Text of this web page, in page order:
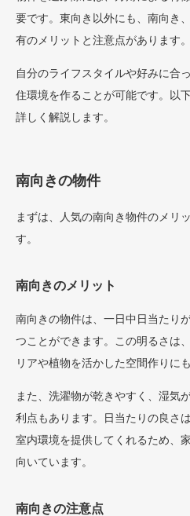
要です。東向き以外にも、南向き
有のメリットと注意点があります。
自分のライフスタイルや好みに合
住環境を作ることが可能です。以
詳しく解説します。
南向きの物件
まずは、人気の南向き物件のメリ
す。
南向きのメリット
南向きの物件は、一日中日当たり
つことができます。この明るさは
リアや植物を活かした空間作りに
また、洗濯物が乾きやすく、湿気
利点もあります。日当たりの良さ
室内環境を提供してくれるため、
向いています。
南向きの注意点